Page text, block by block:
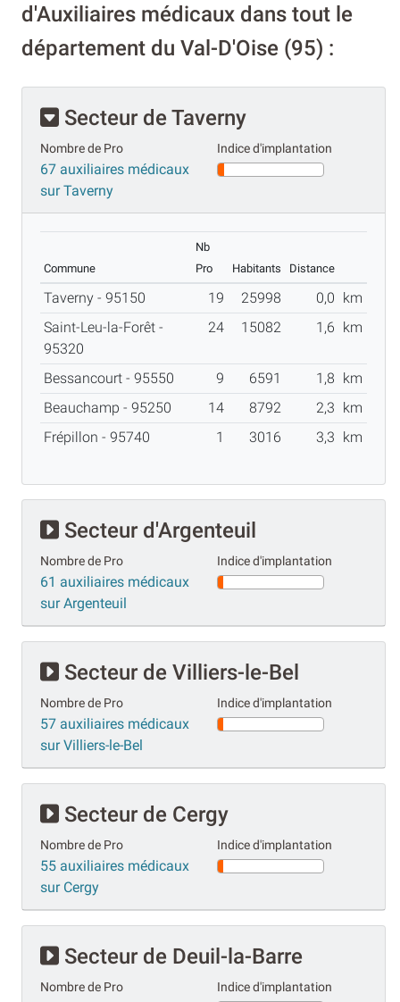
d'Auxiliaires médicaux dans tout le
département du Val-D'Oise (95) :
Secteur de Taverny
Nombre de Pro
67 auxiliaires médicaux
sur Taverny
Indice d'implantation
Commune
Nb
Pro
Habitants Distance
Taverny - 95150 19 25998 0,0 km
Saint-Leu-la-Forêt -
95320
24 15082 1,6 km
Bessancourt - 95550 9 6591 1,8 km
Beauchamp - 95250
14 8792 2,3 km
Frépillon - 95740
1 3016 3,3 km
Secteur d'Argenteuil
Nombre de Pro
61 auxiliaires médicaux
sur Argenteuil
Indice d'implantation
Secteur de Villiers-le-Bel
Nombre de Pro
57 auxiliaires médicaux
sur Villiers-le-Bel
Indice d'implantation
Secteur de Cergy
Nombre de Pro
55 auxiliaires médicaux
sur Cergy
Indice d'implantation
Secteur de Deuil-la-Barre
Nombre de Pro Indice d'implantation